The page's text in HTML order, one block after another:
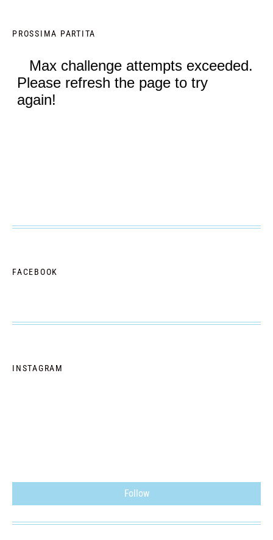
PROSSIMA PARTITA
FACEBOOK
INSTAGRAM
Follow